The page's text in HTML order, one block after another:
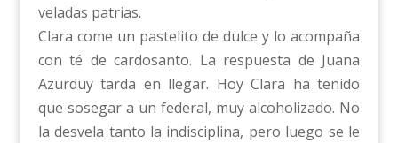
veladas patrias.
Clara come un pastelito de dulce y lo acompaña
con té de cardosanto. La respuesta de Juana
Azurduy tarda en llegar. Hoy Clara ha tenido
que sosegar a un federal, muy alcoholizado. No
la desvela tanto la indisciplina, pero luego se le